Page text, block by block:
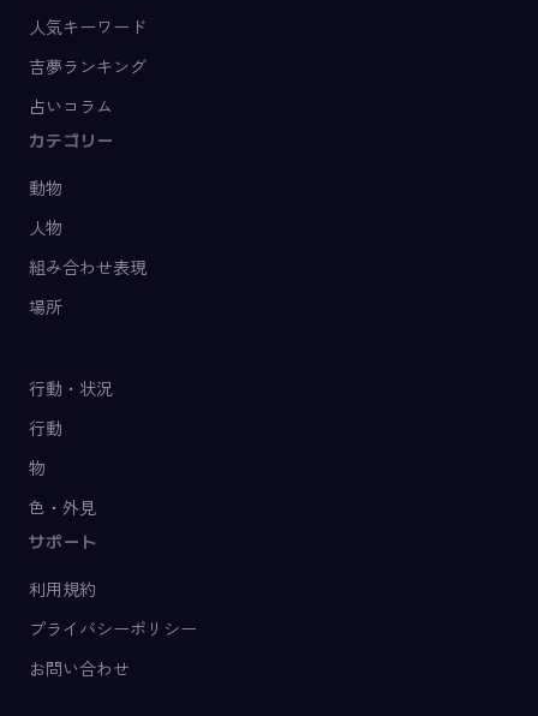
人気キーワード
吉夢ランキング
占いコラム
カテゴリー
動物
人物
組み合わせ表現
場所
行動・状況
行動
物
色・外見
サポート
利用規約
プライバシーポリシー
お問い合わせ